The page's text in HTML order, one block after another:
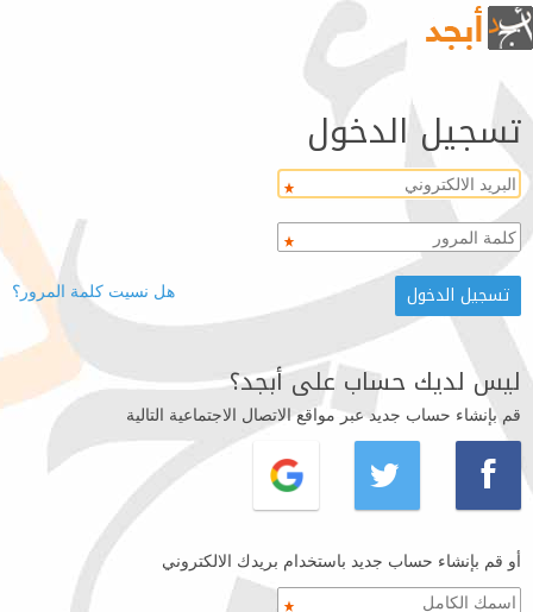
تسجيل الدخول
هل نسيت كلمة المرور؟
ليس لديك حساب على أبجد؟
قم بإنشاء حساب جديد عبر مواقع الاتصال الاجتماعية التالية
أو قم بإنشاء حساب جديد باستخدام بريدك الالكتروني